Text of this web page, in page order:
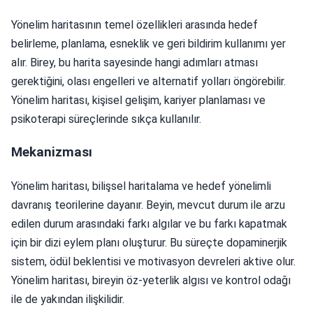
Yönelim haritasının temel özellikleri arasında hedef
belirleme, planlama, esneklik ve geri bildirim kullanımı yer
alır. Birey, bu harita sayesinde hangi adımları atması
gerektiğini, olası engelleri ve alternatif yolları öngörebilir.
Yönelim haritası, kişisel gelişim, kariyer planlaması ve
psikoterapi süreçlerinde sıkça kullanılır.
Mekanizması
Yönelim haritası, bilişsel haritalama ve hedef yönelimli
davranış teorilerine dayanır. Beyin, mevcut durum ile arzu
edilen durum arasındaki farkı algılar ve bu farkı kapatmak
için bir dizi eylem planı oluşturur. Bu süreçte dopaminerjik
sistem, ödül beklentisi ve motivasyon devreleri aktive olur.
Yönelim haritası, bireyin öz-yeterlik algısı ve kontrol odağı
ile de yakından ilişkilidir.